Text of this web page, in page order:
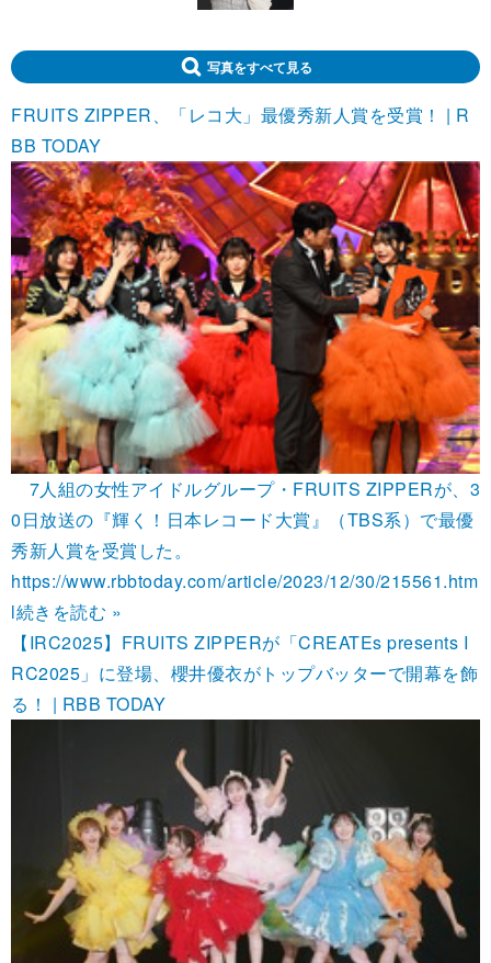
写真をすべて見る
FRUITS ZIPPER、「レコ大」最優秀新人賞を受賞！ | R
BB TODAY
7人組の女性アイドルグループ・FRUITS ZIPPERが、3
0日放送の『輝く！日本レコード大賞』（TBS系）で最優
秀新人賞を受賞した。
https://www.rbbtoday.com/article/2023/12/30/215561.htm
l続きを読む »
【IRC2025】FRUITS ZIPPERが「CREATEs presents I
RC2025」に登場、櫻井優衣がトップバッターで開幕を飾
る！ | RBB TODAY